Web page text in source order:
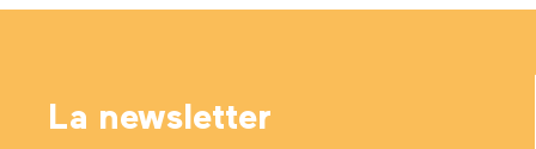
La newsletter